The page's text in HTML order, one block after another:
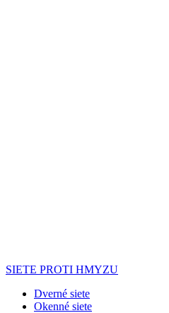
SIETE PROTI HMYZU
Dverné siete
Okenné siete